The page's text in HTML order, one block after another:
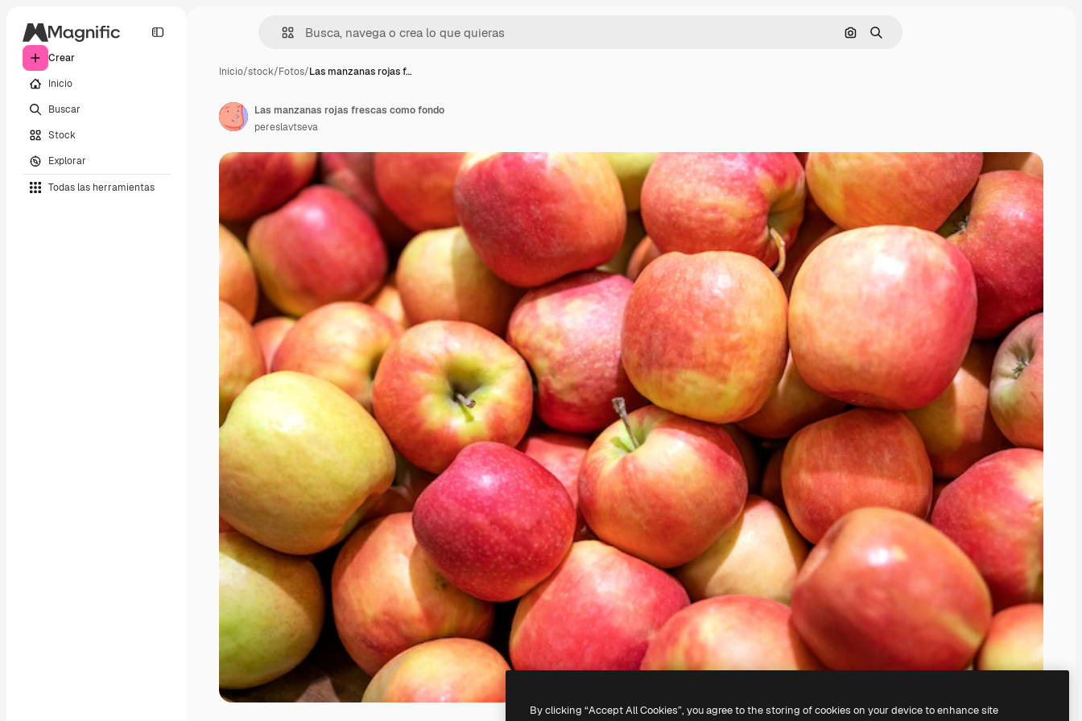
Crear
Inicio
Buscar
Stock
Explorar
Todas las herramientas
Buscar por imagen
Buscar
Inicio/stock/Fotos/Las manzanas rojas f…
Las manzanas rojas frescas como fondo
pereslavtseva
By clicking “Accept All Cookies”, you agree to the storing of cookies on your device to enhance site